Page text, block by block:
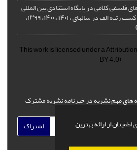
از ارائه بهترین
کلامی در پایگاه استنادی بین المللی
اسکوپوس ( SCOPUS) و کسب رتبه الف در سالهای ، ۱۴۰۱ ، ۱۴۰۰، ۱۳۹۹،
This work is licensed under a
BY 4.0)
های مهم نشریه در خبرنامه نشریه مشترک
اشتراک